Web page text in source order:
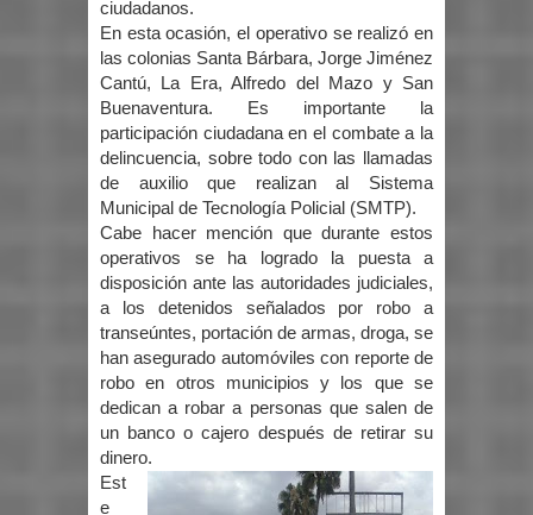
ciudadanos.
En esta ocasión, el operativo se realizó en
las colonias Santa Bárbara, Jorge Jiménez
Cantú, La Era, Alfredo del Mazo y San
Buenaventura. Es importante la
participación ciudadana en el combate a la
delincuencia, sobre todo con las llamadas
de auxilio que realizan al Sistema
Municipal de Tecnología Policial (SMTP).
Cabe hacer mención que durante estos
operativos se ha logrado la puesta a
disposición ante las autoridades judiciales,
a los detenidos señalados por robo a
transeúntes, portación de armas, droga, se
han asegurado automóviles con reporte de
robo en otros municipios y los que se
dedican a robar a personas que salen de
un banco o cajero después de retirar su
dinero.
Est
e